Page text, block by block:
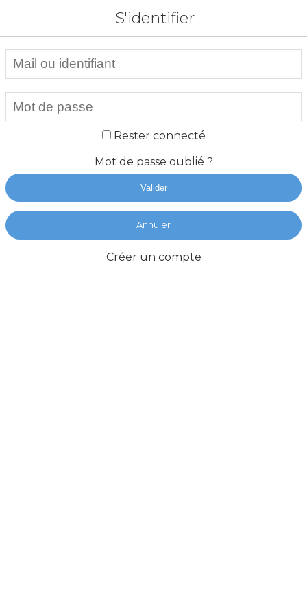
S'identifier
Rester connecté
Mot de passe oublié ?
Valider
Annuler
Créer un compte